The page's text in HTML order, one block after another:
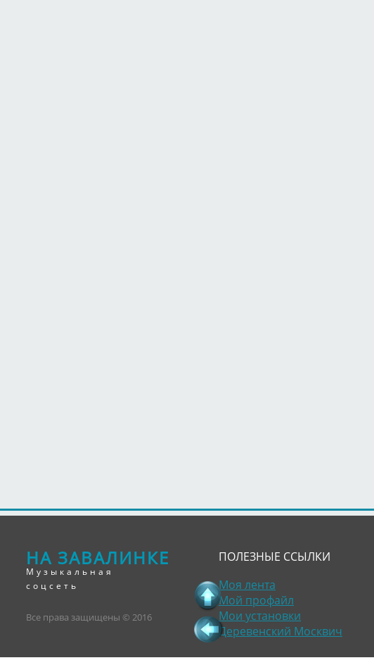
НА ЗАВАЛИНКЕ
Музыкальная
соцсеть
Все права защищены © 2016
ПОЛЕЗНЫЕ ССЫЛКИ
Моя лента
Мой профайл
Мои установки
Деревенский Москвич